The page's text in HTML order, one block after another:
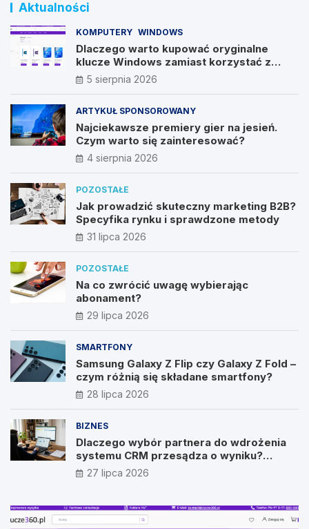
Aktualności
KOMPUTERY WINDOWS
Dlaczego warto kupować oryginalne
klucze Windows zamiast korzystać z
nieautoryzowanych źródeł?
5 sierpnia 2026
ARTYKUŁ SPONSOROWANY
Najciekawsze premiery gier na jesień.
Czym warto się zainteresować?
4 sierpnia 2026
POZOSTAŁE
Jak prowadzić skuteczny marketing B2B?
Specyfika rynku i sprawdzone metody
31 lipca 2026
POZOSTAŁE
Na co zwrócić uwagę wybierając
abonament?
29 lipca 2026
SMARTFONY
Samsung Galaxy Z Flip czy Galaxy Z Fold –
czym różnią się składane smartfony?
28 lipca 2026
BIZNES
Dlaczego wybór partnera do wdrożenia
systemu CRM przesądza o wyniku?
Wywiad z Pawłem Prymakowskim, CEO IT
Vision
27 lipca 2026